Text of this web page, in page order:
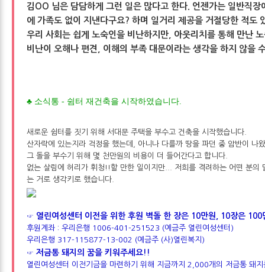
김OO 님은 담담하게 그런 일은 많다고 한다. 언젠가는 일반직장
에 가족도 없이 지낸다구요? 하며 일거리 제공을 거절당한 적도
우리 사회는 쉽게 노숙인을 비난하지만, 아웃리치를 통해 만난
비난이 오해나 편견, 이해의 부족 대문이라는 생각을 하지 않을
♣ 소식통 - 쉼터 재건축을 시작하였습니다.
새로운 쉼터를 짓기 위해 서대문 주택을 부수고 건축을 시작했습니다.
산자락에 있는지라 걱정을 했는데, 아니나 다를까 땅을 파던 중 암반이 나
그 돌을 부수기 위해 몇 천만원의 비용이 더 들어간다고 합니다.
없는 살림에 허리가 휘청!!할 만한 일이지만... 저희를 격려하는 어떤 분의
는 거로 생각키로 했습니다.
☞ 열린여성센터 이전을 위한 후원 벽돌 한 장은 10만원, 10장은 100
후원계좌 : 우리은행 1006-401-251523 (예금주 열린여성센터)
우리은행 317-115877-13-002 (예금주 (사)열린복지)
☞ 저금통 돼지의 꿈을 키워주세요!!
열린여성센터 이전기금을 마련하기 위해 지금까지 2,000개의 저금통 돼